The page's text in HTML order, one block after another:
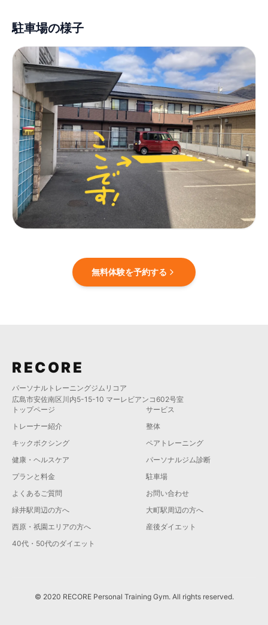
駐車場の様子
無料体験を予約する
RECORE
パーソナルトレーニングジムリコア
広島市安佐南区川内5-15-10 マーレビアンコ602号室
トップページ
サービス
トレーナー紹介
整体
キックボクシング
ペアトレーニング
健康・ヘルスケア
パーソナルジム診断
プランと料金
駐車場
よくあるご質問
お問い合わせ
緑井駅周辺の方へ
大町駅周辺の方へ
西原・祇園エリアの方へ
産後ダイエット
40代・50代のダイエット
© 2020 RECORE Personal Training Gym. All rights reserved.